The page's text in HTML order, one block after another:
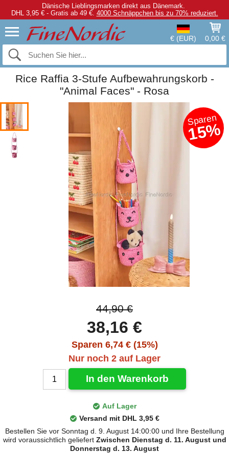
Dänische Lieblingsmarken direkt aus Dänemark.
DHL 3,95 € - Gratis ab 49 €. 4000 Schnäppchen bis zu 70% reduziert.
€ (EUR) 0,00 €
Rice Raffia 3-Stufe Aufbewahrungskorb -
"Animal Faces" - Rosa
Sparen
15%
44,90 €
38,16 €
Sparen 6,74 € (15%)
Nur noch 2 auf Lager
In den Warenkorb
Auf Lager
Versand mit DHL 3,95 €
Bestellen Sie vor Sonntag d. 9. August 14:00:00 und Ihre Bestellung
wird voraussichtlich geliefert Zwischen Dienstag d. 11. August und
Donnerstag d. 13. August